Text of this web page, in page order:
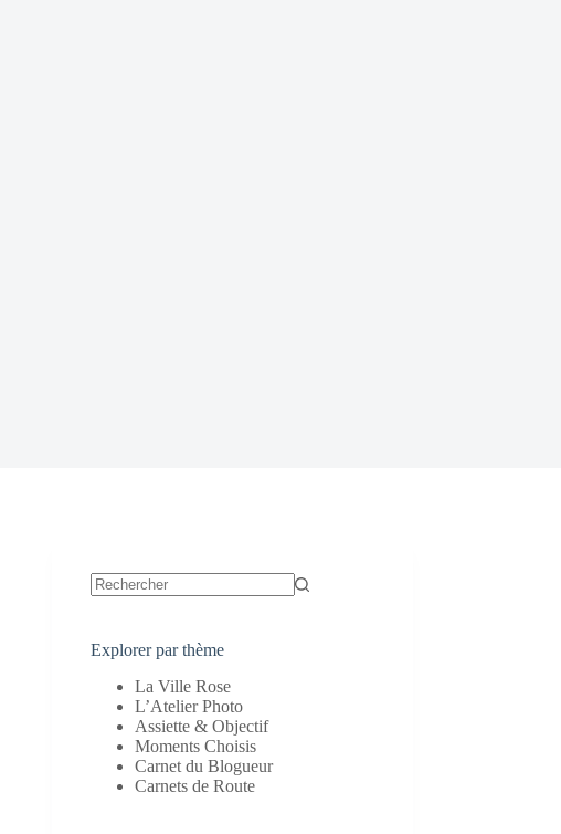
Explorer par thème
La Ville Rose
L’Atelier Photo
Assiette & Objectif
Moments Choisis
Carnet du Blogueur
Carnets de Route